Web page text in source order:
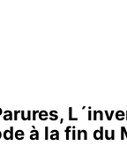
à la fin du